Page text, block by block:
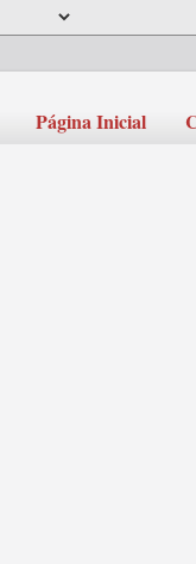
Página Inicial